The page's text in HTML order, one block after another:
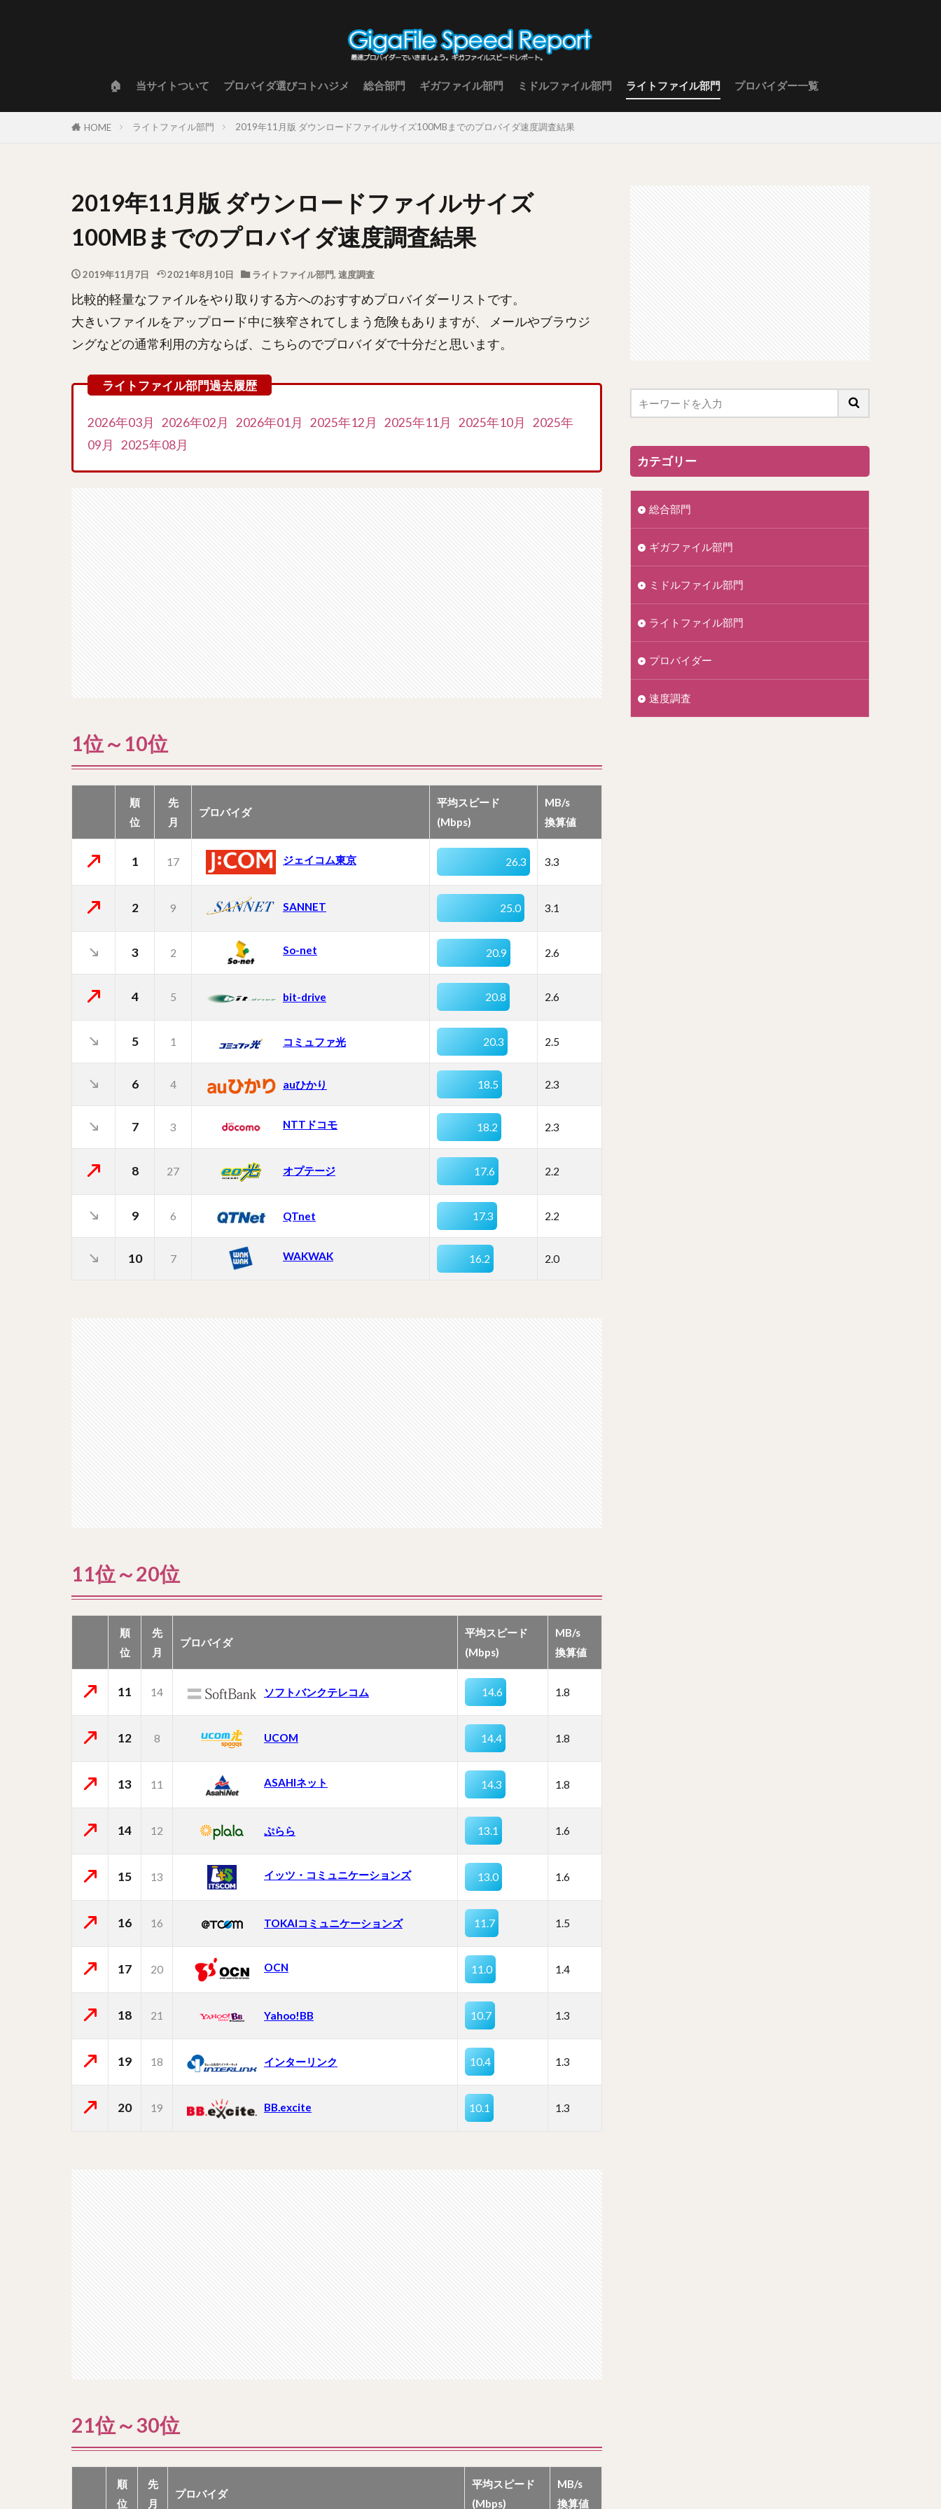
🏠 当サイトついて プロバイダ選びコトハジメ 総合部門 ギガファイル部門 ミドルファイル部門 ライトファイル部門 プロバイダー一覧
HOME ライトファイル部門 2019年11月版 ダウンロードファイルサイズ100MBまでのプロバイダ速度調査結果
2019年11月版 ダウンロードファイルサイズ
100MBまでのプロバイダ速度調査結果
2019年11月7日 2021年8月10日 ライトファイル部門, 速度調査
比較的軽量なファイルをやり取りする方へのおすすめプロバイダーリストです。
大きいファイルをアップロード中に狭窄されてしまう危険もありますが、 メールやブラウジ
ングなどの通常利用の方ならば、こちらのでプロバイダで十分だと思います。
2026年03月 2026年02月 2026年01月 2025年12月 2025年11月 2025年10月
2025年
09月
2025年08月
1位～10位
順
位
先
月
プロバイダ
平均スピード
(Mbps)
MB/s
換算値
1 17 ジェイコム東京 26.3 3.3
2 9 SANNET 25.0 3.1
3 2 So-net 20.9 2.6
4 5 bit-drive 20.8 2.6
5 1 コミュファ光 20.3 2.5
6 4 auひかり 18.5 2.3
7 3 NTTドコモ 18.2 2.3
8 27 オプテージ 17.6 2.2
9 6 QTnet 17.3 2.2
10 7 WAKWAK 16.2 2.0
11位～20位
順
位
先
月
プロバイダ
平均スピード
(Mbps)
MB/s
換算値
11 14 ソフトバンクテレコム 14.6 1.8
12 8 UCOM 14.4 1.8
13 11 ASAHIネット 14.3 1.8
14 12 ぷらら 13.1 1.6
15 13 イッツ・コミュニケーションズ 13.0 1.6
16 16 TOKAIコミュニケーションズ 11.7 1.5
17 20 OCN 11.0 1.4
18 21 Yahoo!BB 10.7 1.3
19 18 インターリンク 10.4 1.3
20 19 BB.excite 10.1 1.3
21位～30位
順
位
先
月
プロバイダ
平均スピード
(Mbps)
MB/s
換算値
カテゴリー
総合部門
ギガファイル部門
ミドルファイル部門
ライトファイル部門
プロバイダー
速度調査